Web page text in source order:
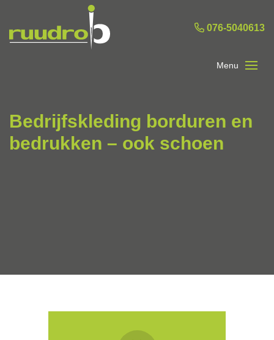
076-5040613
Bedrijfskleding borduren en
bedrukken – ook schoen